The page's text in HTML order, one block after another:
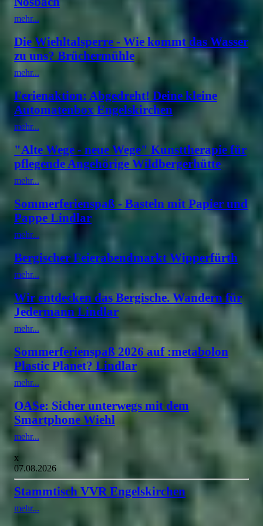
mehr...
Die Wiehltalsperre - Wie kommt das Wasser
zu uns? Brüchermühle
mehr...
Ferienaktion: Abgedreht! Deine kleine
Automatenbox Engelskirchen
mehr...
"Alte Wege - neue Wege" Kunsttherapie für
pflegende Angehörige Wildbergerhütte
mehr...
Sommerferienspaß - Basteln mit Papier und
Pappe Lindlar
mehr...
Bergischer Feierabendmarkt Wipperfürth
mehr...
Wir entdecken das Bergische. Wandern für
Jedermann Lindlar
mehr...
Sommerferienspaß 2026 auf :metabolon
Plastic Planet? Lindlar
mehr...
OASe: Sicher unterwegs mit dem
Smartphone Wiehl
mehr...
x
07.08.2026
Stammtisch VVR Engelskirchen
mehr...